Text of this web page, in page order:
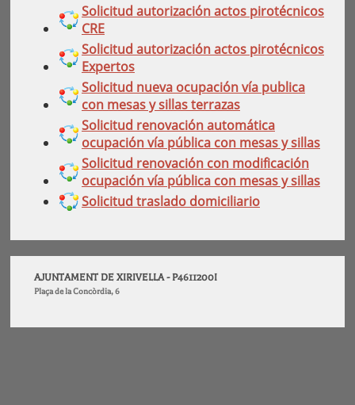
Solicitud autorización actos pirotécnicos
CRE
Solicitud autorización actos pirotécnicos
Expertos
Solicitud nueva ocupación vía publica
con mesas y sillas terrazas
Solicitud renovación automática
ocupación vía pública con mesas y sillas
Solicitud renovación con modificación
ocupación vía pública con mesas y sillas
Solicitud traslado domiciliario
AJUNTAMENT DE XIRIVELLA - P4611200I
Plaça de la Concòrdia, 6